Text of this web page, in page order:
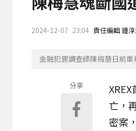
2024-12-07 23:04 責任編輯 鍾
金融犯罪調查師陳梅慧日前車
分享
亡，
密案